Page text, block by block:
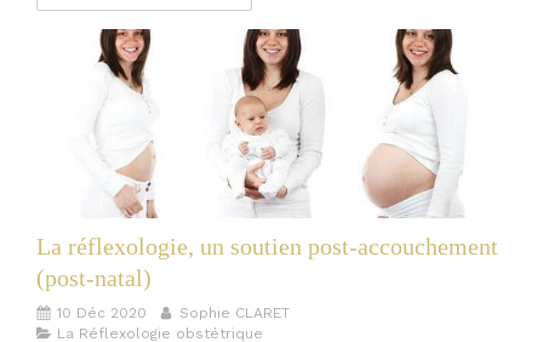
La réflexologie, un soutien post-accouchement
(post-natal)
10 Déc 2020
Sophie CLARET
La Réflexologie obstétrique